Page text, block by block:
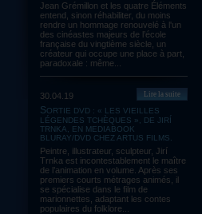
Jean Grémillon et les quatre Éléments
entend, sinon réhabiliter, du moins
rendre un hommage renouvelé à l'un
des cinéastes majeurs de l’école
française du vingtième siècle, un
créateur qui occupe une place à part,
paradoxale : même...
30.04.19
SORTIE DVD : « LES VIEILLES
LÉGENDES TCHÈQUES », DE JIRÍ
TRNKA, EN MEDIABOOK
BLURAY/DVD CHEZ ARTUS FILMS.
Peintre, illustrateur, sculpteur, Jirí
Trnka est incontestablement le maître
de l’animation en volume. Après ses
premiers courts métrages animés, il
se spécialise dans le film de
marionnettes, adaptant les contes
populaires du folklore...
Lire la suite